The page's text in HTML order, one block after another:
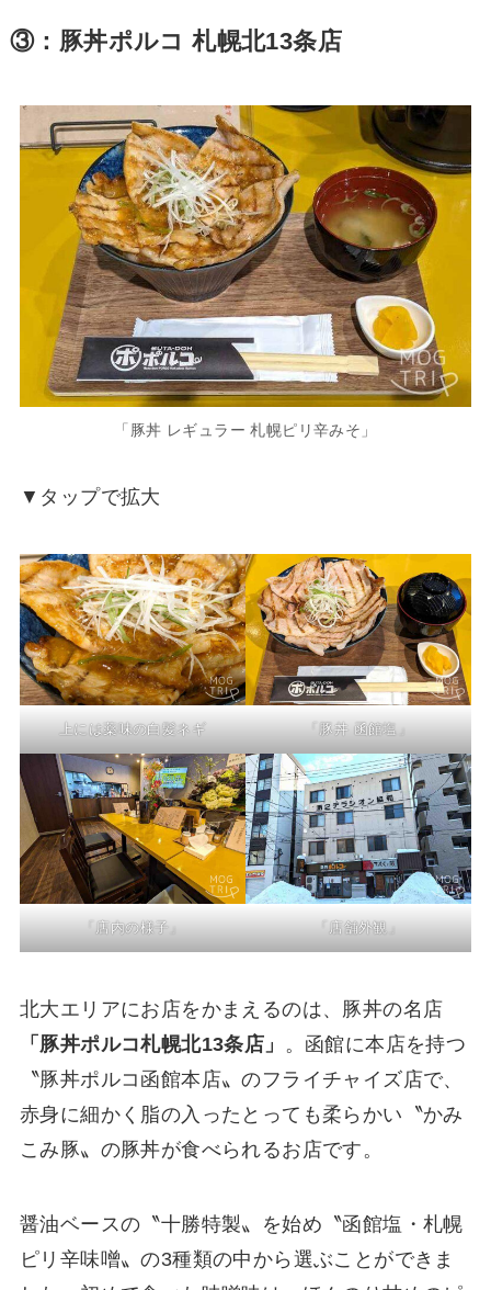
③：豚丼ポルコ 札幌北13条店
「豚丼 レギュラー 札幌ピリ辛みそ」
▼タップで拡大
上には薬味の白髪ネギ 「豚丼 函館塩」
「店内の様子」 「店舗外観」
北大エリアにお店をかまえるのは、豚丼の名店
「豚丼ポルコ札幌北13条店」
。函館に本店を持つ
〝豚丼ポルコ函館本店〟のフライチャイズ店で、
赤身に細かく脂の入ったとっても柔らかい〝かみ
こみ豚〟の豚丼が食べられるお店です。
醤油ベースの〝十勝特製〟を始め〝函館塩・札幌
ピリ辛味噌〟の3種類の中から選ぶことができま